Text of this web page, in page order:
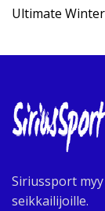
Ultimate
Siriussport
seikkailijoille.